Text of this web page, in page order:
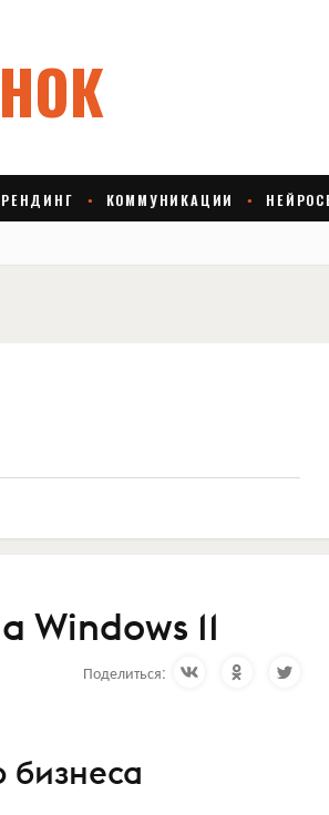
11
Поделиться:
бизнеса